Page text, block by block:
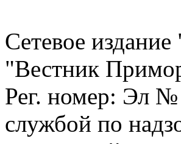
Сетевое
"Вестник
Рег. номер: Эл
службой по